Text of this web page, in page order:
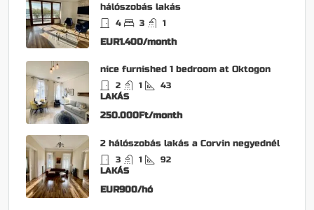
hálószobás lakás
4 3 1
EUR1.400/month
nice furnished 1 bedroom at Oktogon
2 1
43
LAKÁS
250.000Ft/month
2 hálószobás lakás a Corvin negyednél
3 1
92
LAKÁS
EUR900/hó